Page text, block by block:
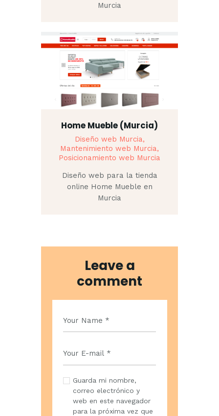
Murcia
Home Mueble (Murcia)
Diseño web Murcia,
Mantenimiento web Murcia,
Posicionamiento web Murcia
Diseño web para la tienda
online Home Mueble en
Murcia
Leave a
comment
Guarda mi nombre,
correo electrónico y
web en este navegador
para la próxima vez que